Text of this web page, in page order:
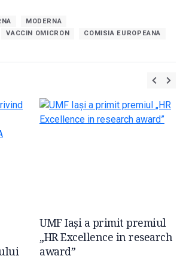
MODERNA
VACCIN OMICRON
COMISIA EUROPEANA
UMF Iași a primit premiul
„HR Excellence in research
award”